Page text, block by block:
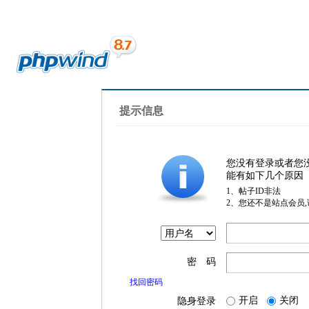
提示信息
您没有登录或者您
能有如下几个原因
1、帖子ID非法
2、您还不是站点会员
密 码
找回密码
隐身登录 开启 关闭